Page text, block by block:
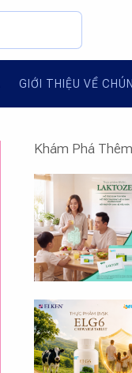
GIỚI THIỆU VỀ
Khám Phá Thêm